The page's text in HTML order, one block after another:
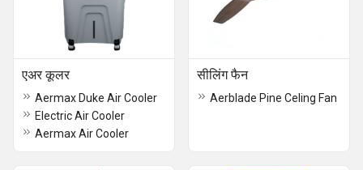
एअर कूलर
Aermax Duke Air Cooler
Electric Air Cooler
Aermax Air Cooler
सीलिंग फैन
Aerblade Pine Celing Fan